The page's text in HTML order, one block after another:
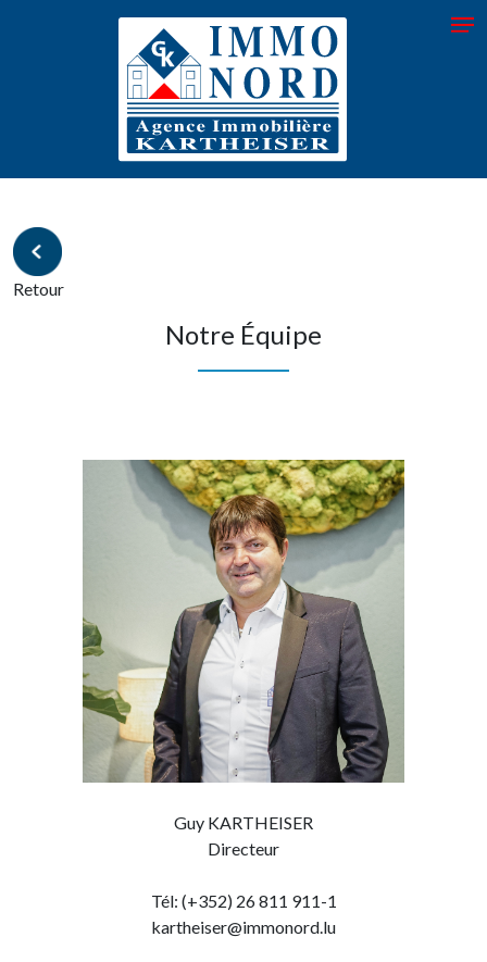
Retour
Notre Équipe
Guy KARTHEISER
Directeur
Tél: (+352) 26 811 911-1
kartheiser@immonord.lu